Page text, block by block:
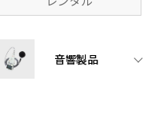
音響製品